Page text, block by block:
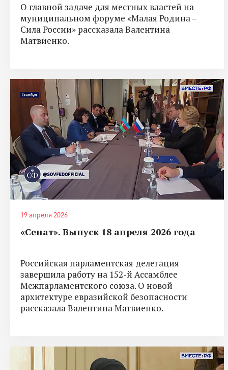
О главной задаче для местных властей на
муниципальном форуме «Малая Родина –
Сила России» рассказала Валентина
Матвиенко.
19 апреля 2026
«Сенат». Выпуск 18 апреля 2026 года
Российская парламентская делегация
завершила работу на 152-й Ассамблее
Межпарламентского союза. О новой
архитектуре евразийской безопасности
рассказала Валентина Матвиенко.